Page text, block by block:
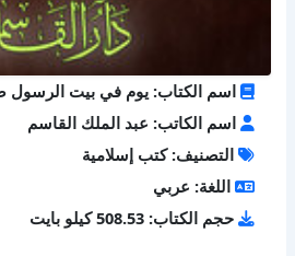
اسم الكتاب: يوم في بيت الرسول
اسم الكاتب: عبد الملك القاسم
التصنيف: كتب إسلامية
اللغة: عربي
حجم الكتاب: 508.53 كيلو بايت